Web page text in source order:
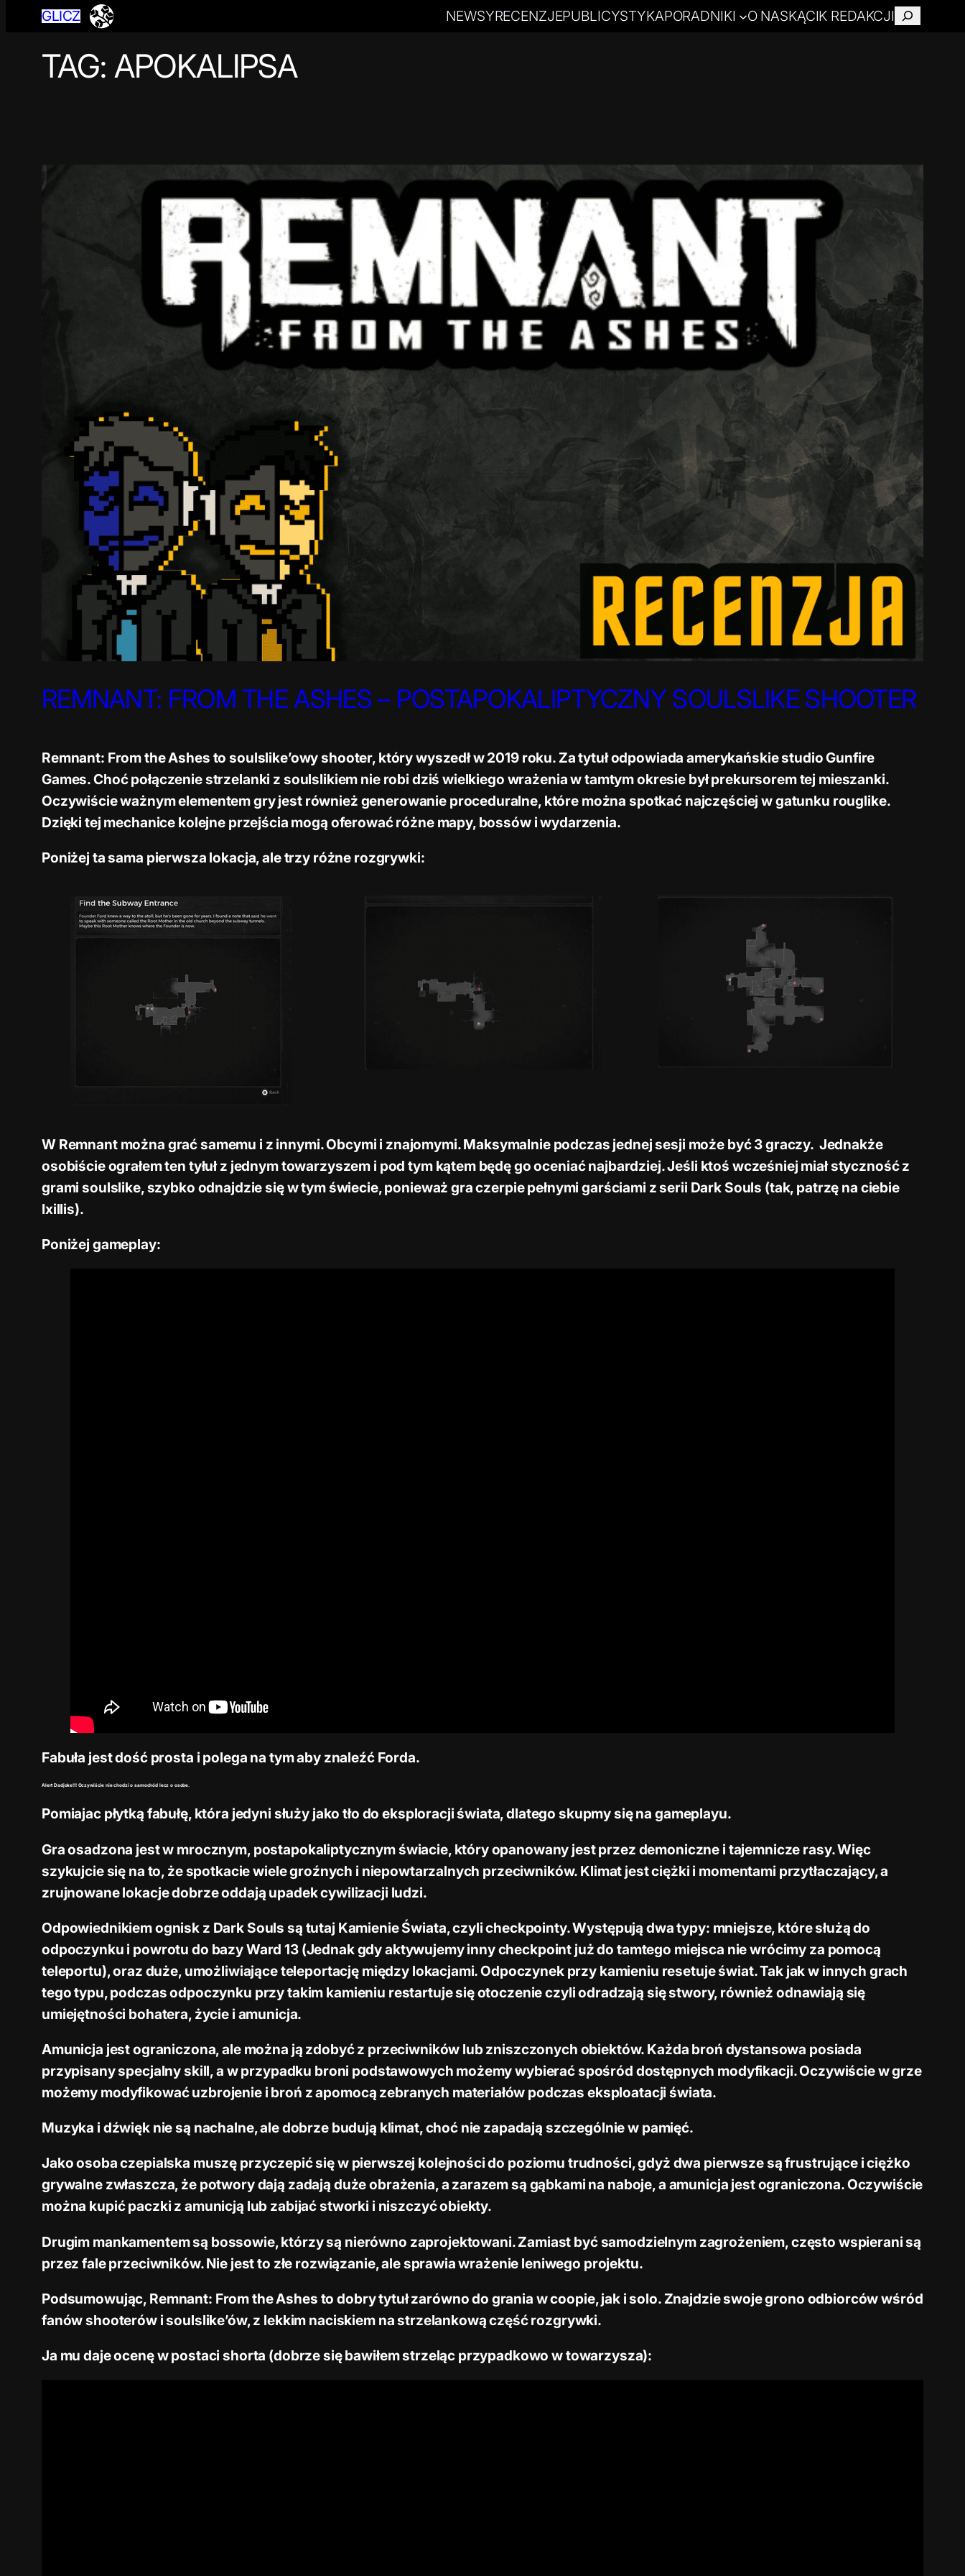
GLICZ NEWSYRECENZJEPUBLICYSTYKAPORADNIKI O NASKĄCIK REDAKCJI Szukaj
TAG: APOKALIPSA
REMNANT: FROM THE ASHES – POSTAPOKALIPTYCZNY SOULSLIKE SHOOTER
Remnant: From the Ashes to soulslike’owy shooter, który wyszedł w 2019 roku. Za tytuł odpowiada amerykańskie studio Gunfire
Games. Choć połączenie strzelanki z soulslikiem nie robi dziś wielkiego wrażenia w tamtym okresie był prekursorem tej mieszanki.
Oczywiście ważnym elementem gry jest również generowanie proceduralne, które można spotkać najczęściej w gatunku rouglike.
Dzięki tej mechanice kolejne przejścia mogą oferować różne mapy, bossów i wydarzenia.
Poniżej ta sama pierwsza lokacja, ale trzy różne rozgrywki:
W Remnant można grać samemu i z innymi. Obcymi i znajomymi. Maksymalnie podczas jednej sesji może być 3 graczy. Jednakże
osobiście ograłem ten tyłuł z jednym towarzyszem i pod tym kątem będę go oceniać najbardziej. Jeśli ktoś wcześniej miał styczność z
grami soulslike, szybko odnajdzie się w tym świecie, ponieważ gra czerpie pełnymi garściami z serii Dark Souls (tak, patrzę na ciebie
Ixillis).
Poniżej gameplay:
Fabuła jest dość prosta i polega na tym aby znaleźć Forda.
Alert Dadjoke!!! Oczywiście nie chodzi o samochód lecz o osobe.
Pomiajac płytką fabułę, która jedyni służy jako tło do eksploracji świata, dlatego skupmy się na gameplayu.
Gra osadzona jest w mrocznym, postapokaliptycznym świacie, który opanowany jest przez demoniczne i tajemnicze rasy. Więc
szykujcie się na to, że spotkacie wiele groźnych i niepowtarzalnych przeciwników. Klimat jest ciężki i momentami przytłaczający, a
zrujnowane lokacje dobrze oddają upadek cywilizacji ludzi.
Odpowiednikiem ognisk z Dark Souls są tutaj Kamienie Świata, czyli checkpointy. Występują dwa typy: mniejsze, które służą do
odpoczynku i powrotu do bazy Ward 13 (Jednak gdy aktywujemy inny checkpoint już do tamtego miejsca nie wrócimy za pomocą
teleportu), oraz duże, umożliwiające teleportację między lokacjami. Odpoczynek przy kamieniu resetuje świat. Tak jak w innych grach
tego typu, podczas odpoczynku przy takim kamieniu restartuje się otoczenie czyli odradzają się stwory, również odnawiają się
umiejętności bohatera, życie i amunicja.
Amunicja jest ograniczona, ale można ją zdobyć z przeciwników lub zniszczonych obiektów. Każda broń dystansowa posiada
przypisany specjalny skill, a w przypadku broni podstawowych możemy wybierać spośród dostępnych modyfikacji. Oczywiście w grze
możemy modyfikować uzbrojenie i broń z apomocą zebranych materiałów podczas eksploatacji świata.
Muzyka i dźwięk nie są nachalne, ale dobrze budują klimat, choć nie zapadają szczególnie w pamięć.
Jako osoba czepialska muszę przyczepić się w pierwszej kolejności do poziomu trudności, gdyż dwa pierwsze są frustrujące i ciężko
grywalne zwłaszcza, że potwory dają zadają duże obrażenia, a zarazem są gąbkami na naboje, a amunicja jest ograniczona. Oczywiście
można kupić paczki z amunicją lub zabijać stworki i niszczyć obiekty.
Drugim mankamentem są bossowie, którzy są nierówno zaprojektowani. Zamiast być samodzielnym zagrożeniem, często wspierani są
przez fale przeciwników. Nie jest to złe rozwiązanie, ale sprawia wrażenie leniwego projektu.
Podsumowując, Remnant: From the Ashes to dobry tytuł zarówno do grania w coopie, jak i solo. Znajdzie swoje grono odbiorców wśród
fanów shooterów i soulslike’ów, z lekkim naciskiem na strzelankową część rozgrywki.
Ja mu daje ocenę w postaci shorta (dobrze się bawiłem strzeląc przypadkowo w towarzysza):